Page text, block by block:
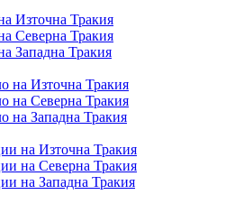
Източна Тракия
Северна Тракия
Западна Тракия
на Източна Тракия
на Северна Тракия
на Западна Тракия
на Източна Тракия
на Северна Тракия
на Западна Тракия